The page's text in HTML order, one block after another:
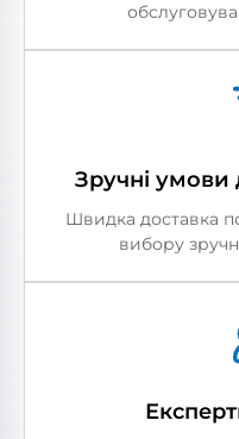
Зручні умови
Швидка доставка
вибору